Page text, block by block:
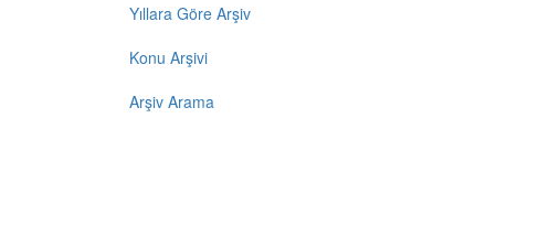
Yıllara Göre Arşiv
Konu Arşivi
Arşiv Arama